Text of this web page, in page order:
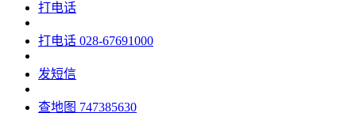
打电话
打电话 028-67691000
发短信
查地图 747385630